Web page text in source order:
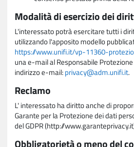
Modalità di esercizio dei
L'interessato potrà esercitare tutti i
utilizzando l'apposito modello
https://www.unifi.it/vp-11360-
una e-mail al Responsabile
indirizzo e-mail:privacy@adm.unifi.it.
Reclamo
L' interessato ha diritto anche di
Garante per la Protezione dei dati
del GDPR (http://
Obbligatorietà o meno del